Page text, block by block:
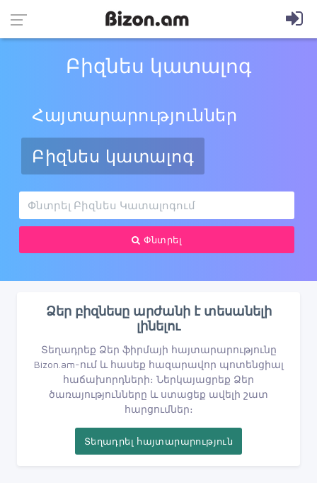
Բիզնես կատալոգ
Հայտարարություններ
Բիզնես կատալոգ
Փնտրել
Ձեր բիզնեսը արժանի է տեսանելի
լինելու
Տեղադրեք Ձեր ֆիրմայի հայտարարությունը
Bizon.am-ում և հասեք հազարավոր պոտենցիալ
հաճախորդների։ Ներկայացրեք Ձեր
ծառայությունները և ստացեք ավելի շատ
հարցումներ։
Տեղադրել հայտարարություն